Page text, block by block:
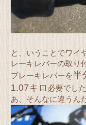
と、いうことでワイ
レーキレバーの取り
ブレーキレバーを半
1.07キロ 必要でした
あ、そんなに違うん